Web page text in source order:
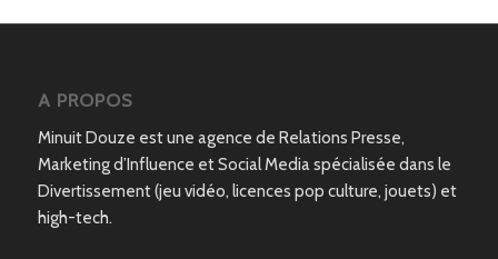
A PROPOS
Minuit Douze est une agence de Relations Presse,
Marketing d’Influence et Social Media spécialisée dans le
Divertissement (jeu vidéo, licences pop culture, jouets) et
high-tech.